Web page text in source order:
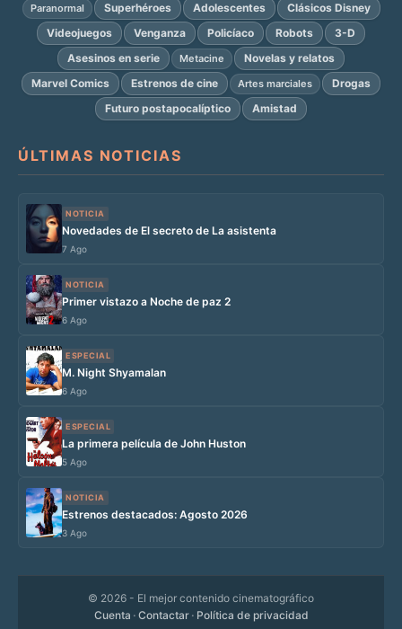
Paranormal Superhéroes Adolescentes
Clásicos Disney
Videojuegos
Venganza Policíaco Robots
3-D
Asesinos en serie
Metacine
Novelas y relatos
Marvel Comics
Estrenos de cine Artes marciales
Drogas
Futuro postapocalíptico
Amistad
ÚLTIMAS NOTICIAS
NOTICIA
Novedades de El secreto de La asistenta
7 Ago
NOTICIA
Primer vistazo a Noche de paz 2
6 Ago
ESPECIAL
M. Night Shyamalan
6 Ago
ESPECIAL
La primera película de John Huston
5 Ago
NOTICIA
Estrenos destacados: Agosto 2026
3 Ago
© 2026 - El mejor contenido cinematográfico
Cuenta · Contactar · Política de privacidad